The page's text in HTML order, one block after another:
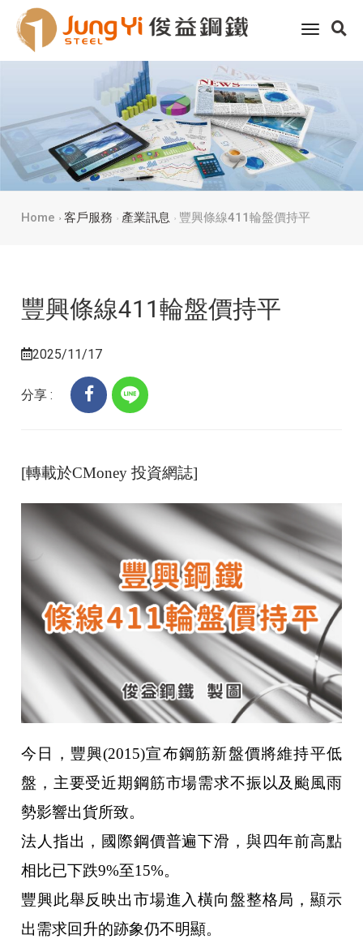
toggle
Home 客戶服務 產業訊息 豐興條線411輪盤價持平
豐興條線411輪盤價持平
2025/11/17
分享 :
[轉載於CMoney 投資網誌]
今日，豐興(2015)宣布鋼筋新盤價將維持平低
盤，主要受近期鋼筋市場需求不振以及颱風雨
勢影響出貨所致。
法人指出，國際鋼價普遍下滑，與四年前高點
相比已下跌9%至15%。
豐興此舉反映出市場進入橫向盤整格局，顯示
出需求回升的跡象仍不明顯。